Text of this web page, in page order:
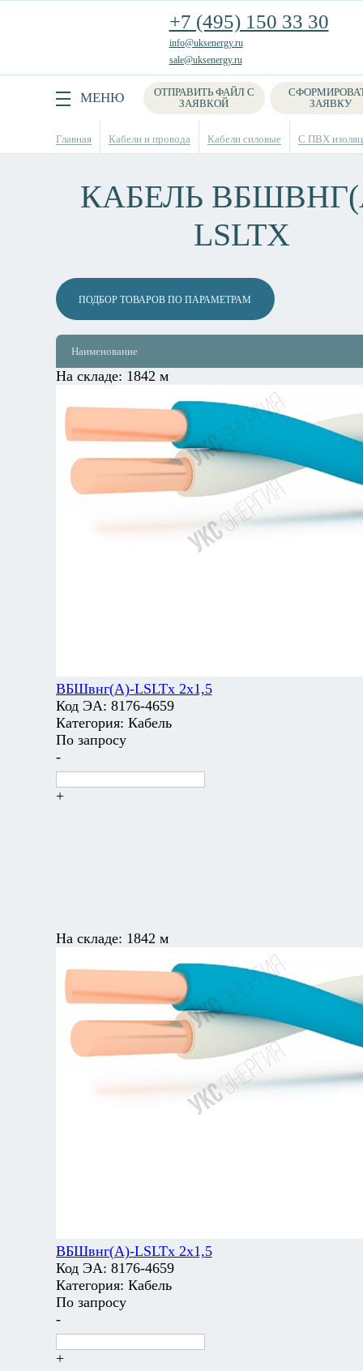
+7 (495) 150 33 30
info@uksenergy.ru
sale@uksenergy.ru
МЕНЮ
ОТПРАВИТЬ ФАЙЛ С
ЗАЯВКОЙ
ЗАЯВКУ
Поиск
Главная Кабели и провода Кабели силовые С ПВХ
КАБЕЛЬ
LSLTX
ПОДБОР ТОВАРОВ ПО ПАРАМЕТРАМ
Наименование
На складе: 1842 м
ВБШвнг(А)-LSLTx 2х1,5
Код ЭА: 8176-4659
Категория: Кабель
По запросу
-
+
На складе: 1842 м
ВБШвнг(А)-LSLTx 2х1,5
Код ЭА: 8176-4659
Категория: Кабель
По запросу
-
+